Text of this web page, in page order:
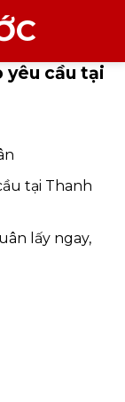
yêu cầu tại
tại Thanh
lấy ngay,